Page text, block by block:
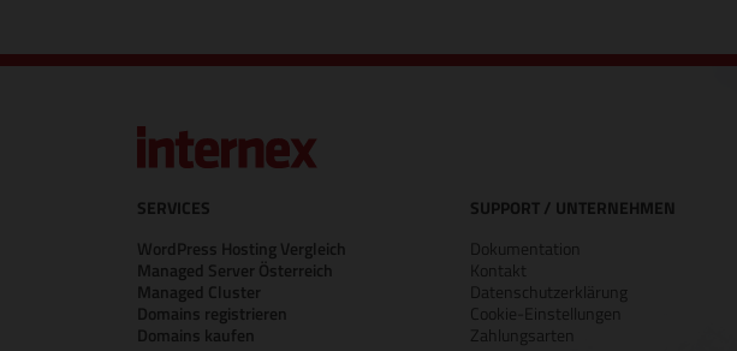
SERVICES
WordPress Hosting Vergleich
Managed Server Österreich
Managed Cluster
Domains registrieren
Domains kaufen
SUPPORT / UNTERNEHMEN
Dokumentation
Kontakt
Datenschutzerklärung
Cookie-Einstellungen
Zahlungsarten